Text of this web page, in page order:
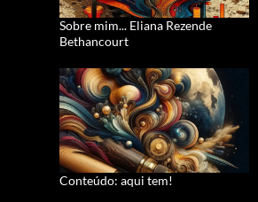
Sobre mim... Eliana Rezende
Bethancourt
Conteúdo: aqui tem!